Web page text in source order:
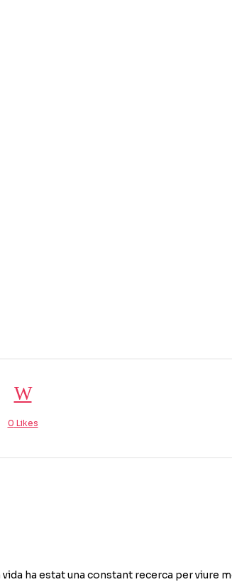
0 Likes
ha estat una constant recerca per viure